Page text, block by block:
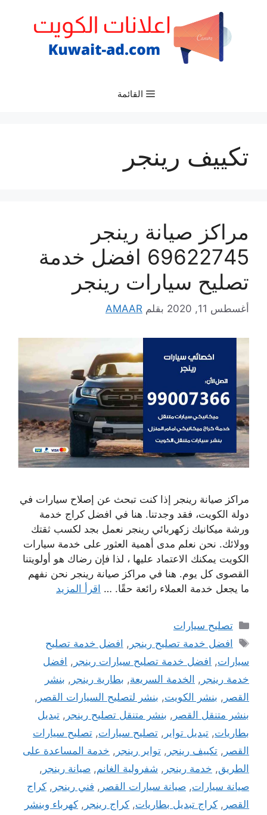
القائمة
تكييف رينجر
مراكز صيانة رينجر
69622745 افضل خدمة
تصليح سيارات رينجر
أغسطس 11, 2020 بقلم AMAAR
مراكز صيانة رينجر إذا كنت تبحث عن إصلاح سيارات في
دولة الكويت، فقد وجدتنا. هنا في افضل كراج خدمة
ورشة ميكانيك زكهربائي رينجر نعمل بجد لكسب ثقتك
وولائك. نحن نعلم مدى أهمية العثور على خدمة سيارات
الكويت يمكنك الاعتماد عليها ، لذا فإن رضاك ​​هو أولويتنا
القصوى كل يوم. هنا في مراكز صيانة رينجر نحن نفهم
ما يجعل خدمة العملاء رائعة حقًا. … اقرأ المزيد
التصنيفات
تصليح سيارات
الوسوم
افضل خدمة تصليح رينجر , افضل خدمة تصليح
سيارات, افضل خدمة تصليح سيارات رينجر , افضل
خدمة رينجر , الخدمة السريعة, بطارية رينجر , بنشر
القصر , بنشر الكويت, بنشر لتصليح السيارات القصر ,
بنشر متنقل القصر , بنشر متنقل تصليح رينجر , تبديل
بطاريات, تبديل تواير , تصليح سيارات, تصليح سيارات
القصر , تكييف رينجر , تواير رينجر , خدمة المساعدة على
الطريق, خدمة رينجر , شفرولية الغانم, صيانة رينجر ,
صيانة سيارات, صيانة سيارات القصر , فني رينجر , كراج
القصر , كراج تبديل بطاريات, كراج رينجر , كهرباء وبنشر